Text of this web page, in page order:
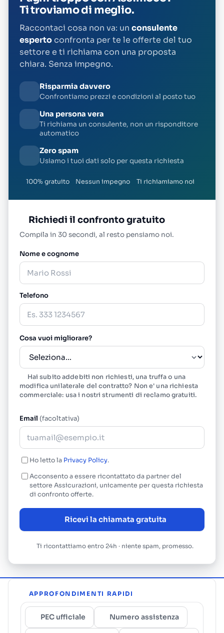
Ti troviamo di meglio.
Raccontaci cosa non va: un consulente
espertoconfronta per te le offerte del tuo
settore e ti richiama con una proposta
chiara. Senza impegno.
Risparmia davvero
Confrontiamo prezzi e condizioni al posto tuo
Una persona vera
Ti richiama un consulente, non un risponditore
automatico
Zero spam
Usiamo i tuoi dati solo per questa richiesta
100% gratuito Nessun impegno Ti richiamiamo noi
Richiedi il confronto gratuito
Compila in 30 secondi, al resto pensiamo noi.
Nome e cognome
Telefono
Cosa vuoi migliorare?
Hai subito addebiti non richiesti, una truffa o una
modifica unilaterale del contratto? Non e' una richiesta
commerciale: usa i nostristrumenti di reclamo gratuiti.
Email (facoltativa)
Ho letto la Privacy Policy.
Acconsento a essere ricontattato da partner del
settore Assicurazioni, unicamente per questa richiesta
di confronto offerte.
Ricevi la chiamata gratuita
Ti ricontattiamo entro 24h · niente spam, promesso.
APPROFONDIMENTI RAPIDI
PEC ufficiale Numero assistenza